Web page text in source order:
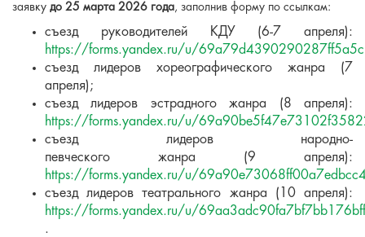
заявку до 25 марта 2026 года, заполнив форму по ссылкам:
съезд руководителей КДУ (6-7 апреля):
https://forms.yandex.ru/u/
съезд лидеров хореографического жанра (7
апреля);
съезд лидеров эстрадного жанра (8 апреля):
https://forms.yandex.ru/u/
съезд лидеров народно-
певческого жанра (9 апреля):
https://forms.yandex.ru/u/
съезд лидеров театрального жанра (10 апреля):
https://forms.yandex.ru/u/69aa3adc90fa7bf7bb176bff
.